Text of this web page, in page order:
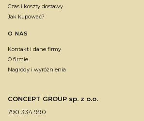
Czas i koszty dostawy
Jak kupować?
O NAS
Kontakt i dane firmy
O firmie
Nagrody i wyróżnienia
CONCEPT GROUP sp. z o.o.
790 334 990